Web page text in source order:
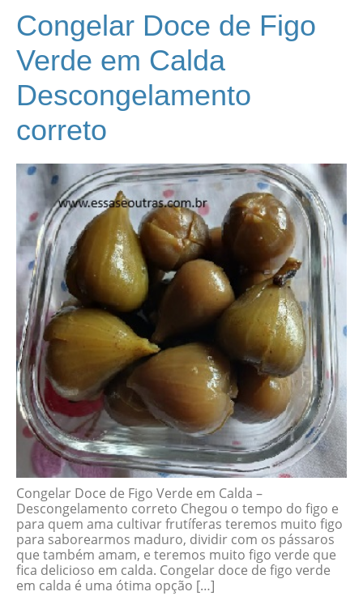
Congelar Doce de Figo
Verde em Calda
Descongelamento
correto
Congelar Doce de Figo Verde em Calda –
Descongelamento correto Chegou o tempo do figo e
para quem ama cultivar frutíferas teremos muito figo
para saborearmos maduro, dividir com os pássaros
que também amam, e teremos muito figo verde que
fica delicioso em calda. Congelar doce de figo verde
em calda é uma ótima opção […]